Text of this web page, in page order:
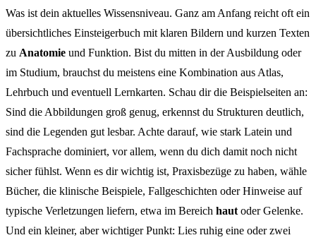
Was ist dein aktuelles Wissensniveau. Ganz am Anfang reicht oft ein
übersichtliches Einsteigerbuch mit klaren Bildern und kurzen Texten
zu Anatomie und Funktion. Bist du mitten in der Ausbildung oder
im Studium, brauchst du meistens eine Kombination aus Atlas,
Lehrbuch und eventuell Lernkarten. Schau dir die Beispielseiten an:
Sind die Abbildungen groß genug, erkennst du Strukturen deutlich,
sind die Legenden gut lesbar. Achte darauf, wie stark Latein und
Fachsprache dominiert, vor allem, wenn du dich damit noch nicht
sicher fühlst. Wenn es dir wichtig ist, Praxisbezüge zu haben, wähle
Bücher, die klinische Beispiele, Fallgeschichten oder Hinweise auf
typische Verletzungen liefern, etwa im Bereich haut oder Gelenke.
Und ein kleiner, aber wichtiger Punkt: Lies ruhig eine oder zwei